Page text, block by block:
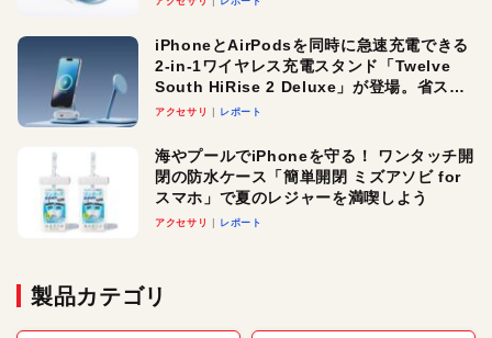
iPhoneとAirPodsを同時に急速充電できる
2-in-1ワイヤレス充電スタンド「Twelve
South HiRise 2 Deluxe」が登場。省スペ
ースでおしゃれに充電したい人にオスス
アクセサリ レポート
海やプールでiPhoneを守る！ ワンタッチ開
閉の防水ケース「簡単開閉 ミズアソビ for
スマホ」で夏のレジャーを満喫しよう
アクセサリ レポート
製品カテゴリ